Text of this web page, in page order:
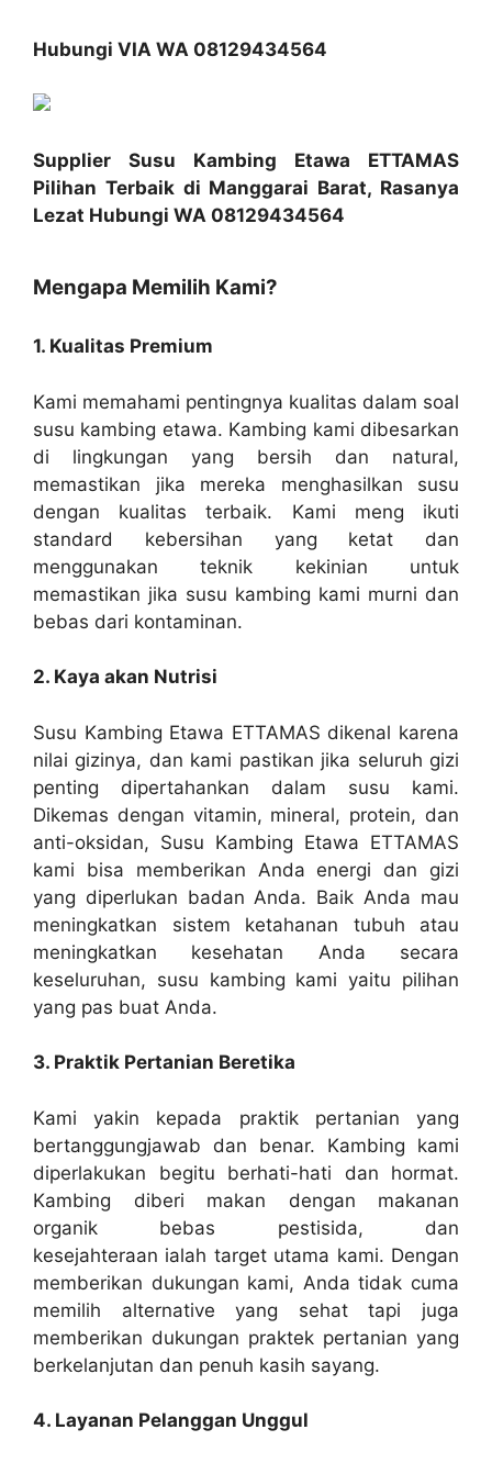
Hubungi VIA WA 08129434564
Supplier Susu Kambing Etawa ETTAMAS
Pilihan Terbaik di Manggarai Barat, Rasanya
Lezat Hubungi WA 08129434564
Mengapa Memilih Kami?
1. Kualitas Premium
Kami memahami pentingnya kualitas dalam soal
susu kambing etawa. Kambing kami dibesarkan
di lingkungan yang bersih dan natural,
memastikan jika mereka menghasilkan susu
dengan kualitas terbaik. Kami meng ikuti
standard kebersihan yang ketat dan
menggunakan teknik kekinian untuk
memastikan jika susu kambing kami murni dan
bebas dari kontaminan.
2. Kaya akan Nutrisi
Susu Kambing Etawa ETTAMAS dikenal karena
nilai gizinya, dan kami pastikan jika seluruh gizi
penting dipertahankan dalam susu kami.
Dikemas dengan vitamin, mineral, protein, dan
anti-oksidan, Susu Kambing Etawa ETTAMAS
kami bisa memberikan Anda energi dan gizi
yang diperlukan badan Anda. Baik Anda mau
meningkatkan sistem ketahanan tubuh atau
meningkatkan kesehatan Anda secara
keseluruhan, susu kambing kami yaitu pilihan
yang pas buat Anda.
3. Praktik Pertanian Beretika
Kami yakin kepada praktik pertanian yang
bertanggungjawab dan benar. Kambing kami
diperlakukan begitu berhati-hati dan hormat.
Kambing diberi makan dengan makanan
organik bebas pestisida, dan
kesejahteraan ialah target utama kami. Dengan
memberikan dukungan kami, Anda tidak cuma
memilih alternative yang sehat tapi juga
memberikan dukungan praktek pertanian yang
berkelanjutan dan penuh kasih sayang.
4. Layanan Pelanggan Unggul